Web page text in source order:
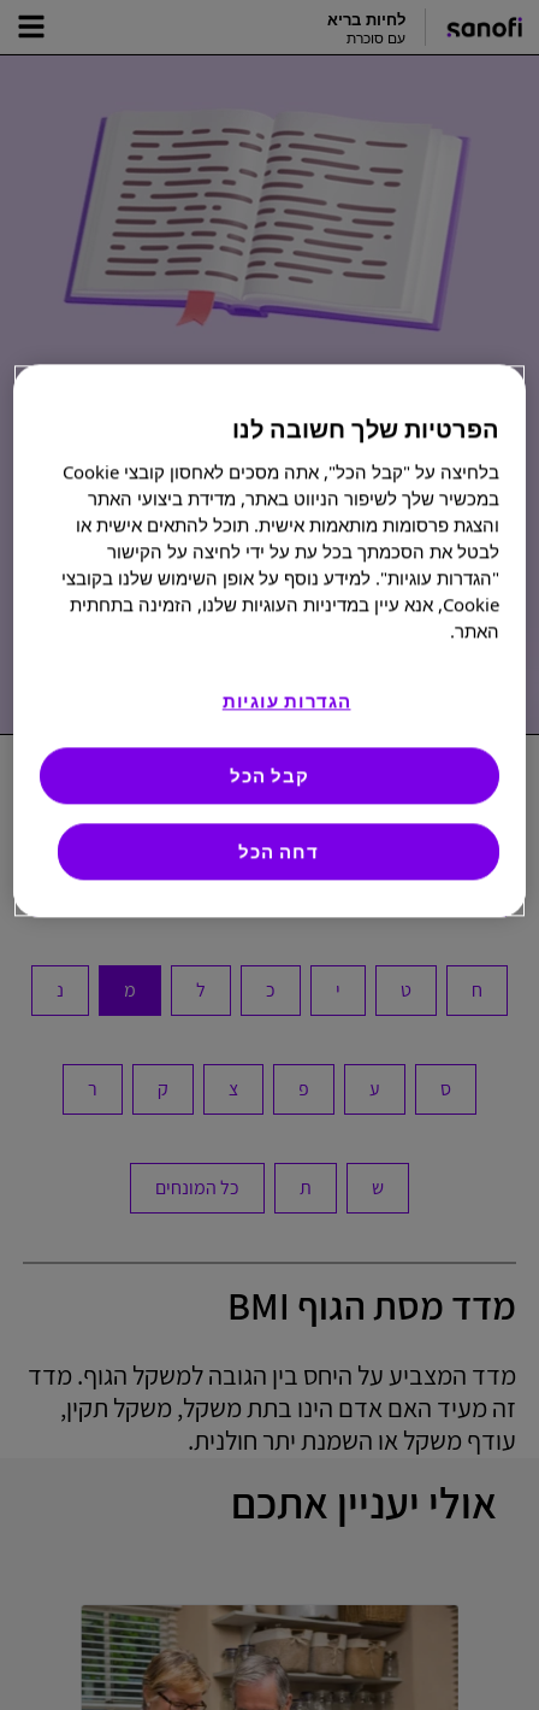
לחיות בריא
עם סוכרת
סוכרת מילון מונחים של סוכרת מ
ח ט י כ ל מ נ
ס ע פ צ ק ר
ש ת כל המונחים
מדד מסת הגוף BMI
מדד המצביע על היחס בין הגובה למשקל הגוף. מדד
זה מעיד האם אדם הינו בתת משקל, משקל תקין,
עודף משקל או השמנת יתר חולנית.
אולי יעניין אתכם
הפרטיות שלך חשובה לנו
בלחיצה על "קבל הכל", אתה מסכים לאחסון קובצי Cookie
במכשיר שלך לשיפור הניווט באתר, מדידת ביצועי האתר
והצגת פרסומות מותאמות אישית. תוכל להתאים אישית או
לבטל את הסכמתך בכל עת על ידי לחיצה על הקישור
"הגדרות עוגיות". למידע נוסף על אופן השימוש שלנו בקובצי
Cookie, אנא עיין במדיניות העוגיות שלנו, הזמינה בתחתית
האתר.
הגדרות עוגיות
דחה הכל
קבל הכל